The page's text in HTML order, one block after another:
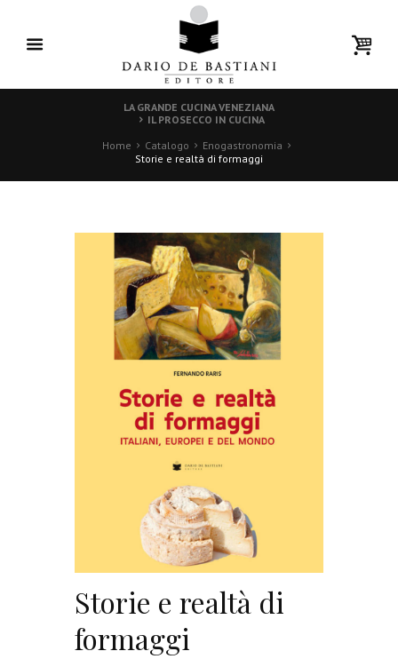
LA GRANDE CUCINA VENEZIANA
IL PROSECCO IN CUCINA
Home
Catalogo
Enogastronomia
Storie e realtà di formaggi
Storie e realtà di
formaggi